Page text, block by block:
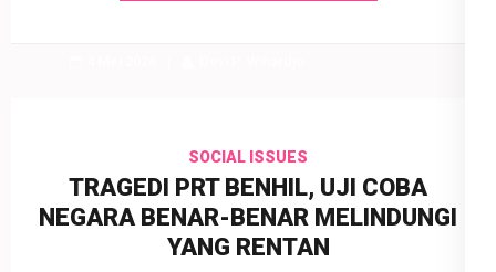
SOCIAL ISSUES
TRAGEDI PRT BENHIL, UJI COBA
NEGARA BENAR-BENAR MELINDUNGI
YANG RENTAN